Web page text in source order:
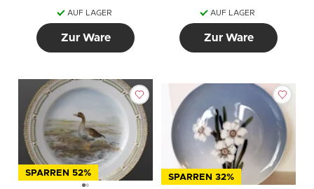
AUF LAGER
Zur Ware
AUF LAGER
Zur Ware
SPARREN 52% SPARREN 32%